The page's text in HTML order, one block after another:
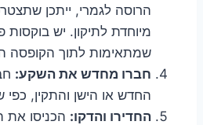
הרוסה לגמרי, ייתכן
מיוחדת לתיקון. יש
שמתאימות לתוך הקופסה
חברו מחדש את השקע:
החדש או הישן והתקין, כפי
החדירו והדקו: הכניסו את